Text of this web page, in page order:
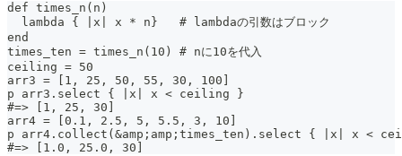
def times_n(n)
  lambda { |x| x * n}   # lambdaの引数はブロック
end
times_ten = times_n(10) # nに10を代入
ceiling = 50
arr3 = [1, 25, 50, 55, 30, 100]
p arr3.select { |x| x < ceiling }
#=> [1, 25, 30]
arr4 = [0.1, 2.5, 5, 5.5, 3, 10]
p arr4.collect(&amp;amp;times_ten).select { |x| x <
#=> [1.0, 25.0, 30]